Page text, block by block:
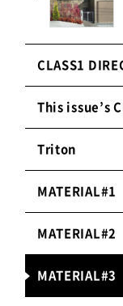
SmartArchi
明るいが眩し
人が自然に
に検証し反
な光を与える
2. 存在感を抑
CLASS1
This issue’s
Triton
MATERIAL#1
MATERIAL#2
MATERIAL#3